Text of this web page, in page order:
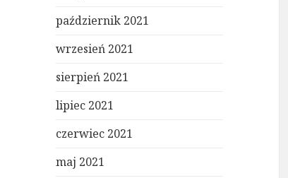
październik 2021
wrzesień 2021
sierpień 2021
lipiec 2021
czerwiec 2021
maj 2021